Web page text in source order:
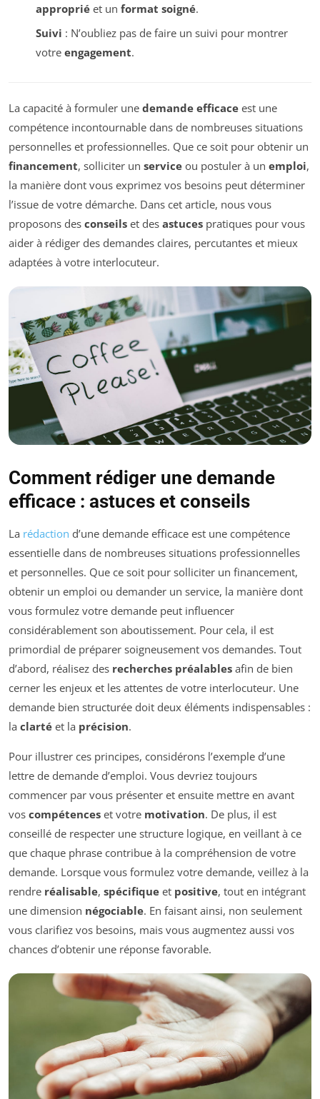
appropriéet un format soigné.
Suivi : N’oubliez pas de faire un suivi pour montrer
votre engagement.
La capacité à formuler une demande efficace est une
compétence incontournable dans de nombreuses situations
personnelles et professionnelles. Que ce soit pour obtenir un
financement, solliciter un service ou postuler à un emploi,
la manière dont vous exprimez vos besoins peut déterminer
l’issue de votre démarche. Dans cet article, nous vous
proposons des conseils et des astuces pratiques pour vous
aider à rédiger des demandes claires, percutantes et mieux
adaptées à votre interlocuteur.
Comment rédiger une demande
efficace : astuces et conseils
La rédaction d’une demande efficace est une compétence
essentielle dans de nombreuses situations professionnelles
et personnelles. Que ce soit pour solliciter un financement,
obtenir un emploi ou demander un service, la manière dont
vous formulez votre demande peut influencer
considérablement son aboutissement. Pour cela, il est
primordial de préparer soigneusement vos demandes. Tout
d’abord, réalisez des recherches préalables afin de bien
cerner les enjeux et les attentes de votre interlocuteur. Une
demande bien structurée doit deux éléments indispensables :
la clarté et la précision.
Pour illustrer ces principes, considérons l’exemple d’une
lettre de demande d’emploi. Vous devriez toujours
commencer par vous présenter et ensuite mettre en avant
vos compétences et votre motivation. De plus, il est
conseillé de respecter une structure logique, en veillant à ce
que chaque phrase contribue à la compréhension de votre
demande. Lorsque vous formulez votre demande, veillez à la
rendre réalisable, spécifique et positive, tout en intégrant
une dimension négociable. En faisant ainsi, non seulement
vous clarifiez vos besoins, mais vous augmentez aussi vos
chances d’obtenir une réponse favorable.